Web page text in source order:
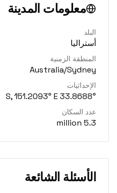
معلومات المدينة
البلد
أستراليا
المنطقة الزمنية
Australia/Sydney
الإحداثيات
33.8688° S, 151.2093° E
عدد السكان
5.3 million
الأسئلة الشائعة